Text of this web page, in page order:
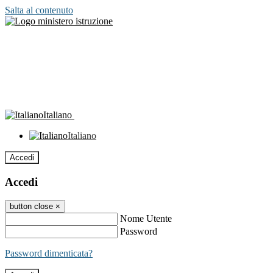
Salta al contenuto
Italiano
Italiano
Accedi
Accedi
button close ×
Nome Utente
Password
Password dimenticata?